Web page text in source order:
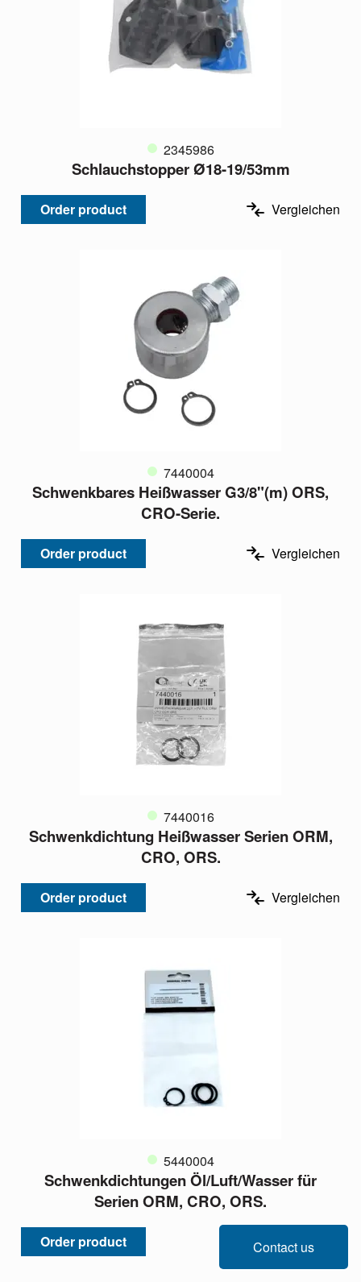
2345986
Schlauchstopper Ø18-19/53mm
Order product Vergleichen
7440004
Schwenkbares Heißwasser G3/8"(m) ORS,
CRO-Serie.
Order product Vergleichen
7440016
Schwenkdichtung Heißwasser Serien ORM,
CRO, ORS.
Order product Vergleichen
5440004
Schwenkdichtungen Öl/Luft/Wasser für
Serien ORM, CRO, ORS.
Order product Vergleichen
Contact us